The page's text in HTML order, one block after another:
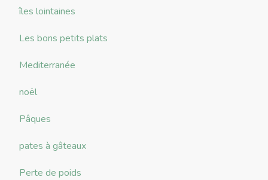
îles lointaines
Les bons petits plats
Mediterranée
noël
Pâques
pates à gâteaux
Perte de poids